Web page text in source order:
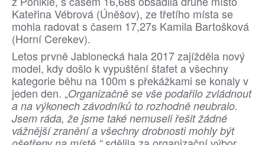
Kateřina Vébrová (Úněšov), ze třetího místa se
mohla radovat s časem 17,27s Kamila Bartošková
(Horní Cerekev).
Letos prvně Jablonecká hala 2017 zajížděla nový
model, kdy došlo k vypuštění štafet a všechny
kategorie běhu na 100m s překážkami se konaly v
jeden den. „Organizačně se vše podařilo zvládnout
a na výkonech závodníků to rozhodně neubralo.
Jsem ráda, že jsme také nemuseli řešit žádné
vážnější zranění a všechny drobnosti mohly být